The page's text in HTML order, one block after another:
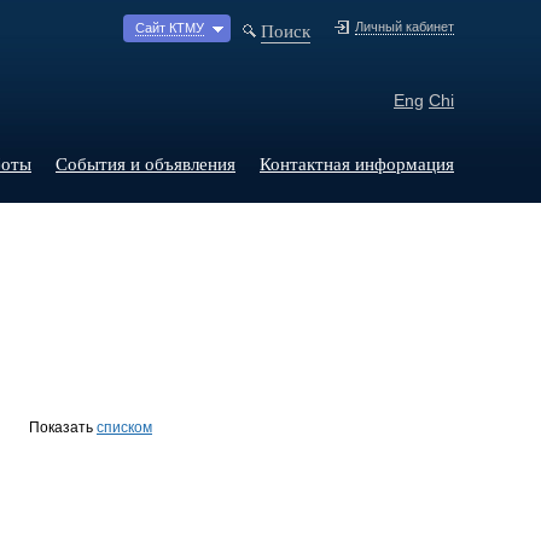
Личный кабинет
Поиск
Сайт КТМУ
Eng Chi
События и объявления Контактная информация
Показать списком